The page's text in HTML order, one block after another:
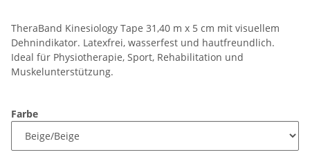
TheraBand Kinesiology Tape 31,40 m x 5 cm mit visuellem
Dehnindikator. Latexfrei, wasserfest und hautfreundlich.
Ideal für Physiotherapie, Sport, Rehabilitation und
Muskelunterstützung.
Farbe